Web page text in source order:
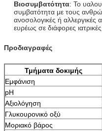
Βιοσυμβατότητα: Το
συμβατότητα με τους
ανοσολογικές ή αλλεργικές
ευρέως σε διάφορες
Προδιαγραφές
Τμήματα δοκιμής
Εμφάνιση
pH
Αξιολόγηση
Γλυκουρονικό οξύ
Μοριακό βάρος